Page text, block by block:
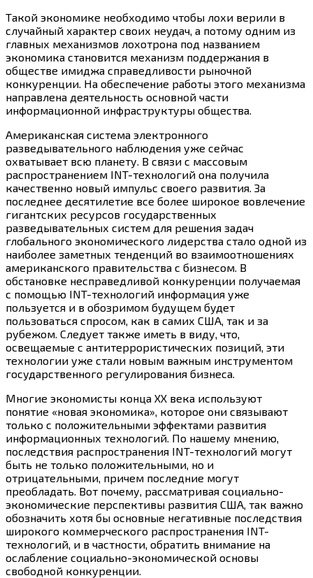
Такой экономике необходимо чтобы лохи верили в
случайный характер своих неудач, а потому одним из
главных механизмов лохотрона под названием
экономика становится механизм поддержания в
обществе имиджа справедливости рыночной
конкуренции. На обеспечение работы этого механизма
направлена деятельность основной части
информационной инфраструктуры общества.
Американская система электронного
разведывательного наблюдения уже сейчас
охватывает всю планету. В связи с массовым
распространением INT-технологий она получила
качественно новый импульс своего развития. За
последнее десятилетие все более широкое вовлечение
гигантских ресурсов государственных
разведывательных систем для решения задач
глобального экономического лидерства стало одной из
наиболее заметных тенденций во взаимоотношениях
американского правительства с бизнесом. В
обстановке несправедливой конкуренции получаемая
с помощью INT-технологий информация уже
пользуется и в обозримом будущем будет
пользоваться спросом, как в самих США, так и за
рубежом. Следует также иметь в виду, что,
освещаемые с антитеррористических позиций, эти
технологии уже стали новым важным инструментом
государственного регулирования бизнеса.
Многие экономисты конца ХХ века используют
понятие «новая экономика», которое они связывают
только с положительными эффектами развития
информационных технологий. По нашему мнению,
последствия распространения INT-технологий могут
быть не только положительными, но и
отрицательными, причем последние могут
преобладать. Вот почему, рассматривая социально-
экономические перспективы развития США, так важно
обозначить хотя бы основные негативные последствия
широкого коммерческого распространения INT-
технологий, и в частности, обратить внимание на
ослабление социально-экономической основы
свободной конкуренции.